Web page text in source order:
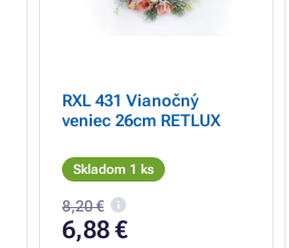
RXL 431 Vianočný
veniec 26cm RETLUX
Skladom 1 ks
8,20 €
6,88 €